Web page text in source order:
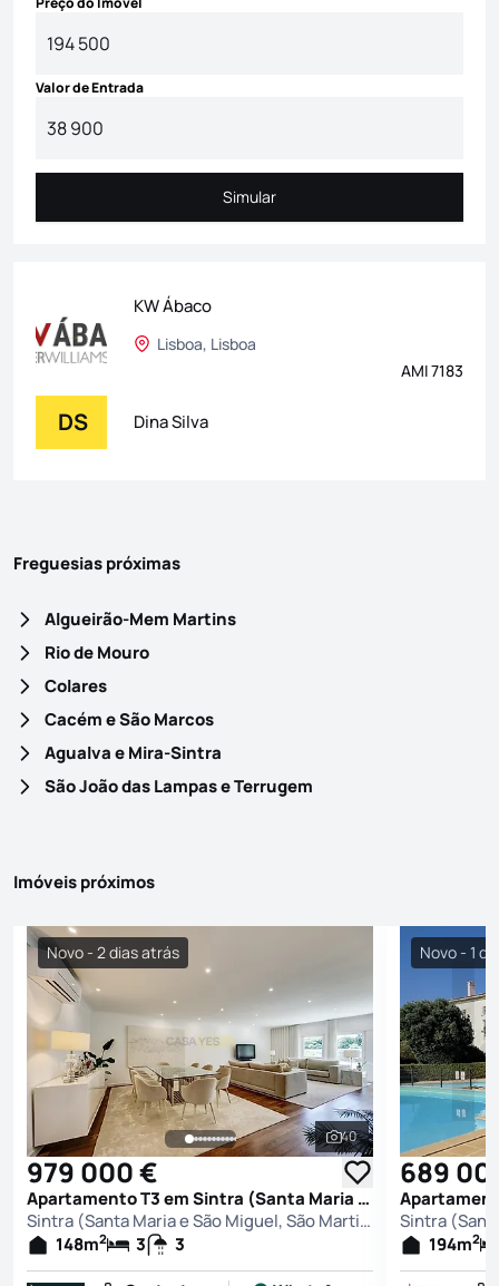
Valor de Entrada
Simular
Simular
KW Ábaco
Lisboa, Lisboa
AMI 7183
DS Dina Silva
Freguesias próximas
Algueirão-Mem Martins
Rio de Mouro
Colares
Cacém e São Marcos
Agualva e Mira-Sintra
São João das Lampas e Terrugem
Imóveis próximos
Ver todas as
40
Novo - 2 dias atrás
979 000 €
Apartamento T3 em Sintra (Santa Maria e São Miguel, São Martinho e São Pedro de Penaferrim), Sintra
Sintra (Santa Maria e São Miguel, São Martinho e São Pedro de Penaferrim), Sintra
148m2 3 3
Novo - 1
689
194m2